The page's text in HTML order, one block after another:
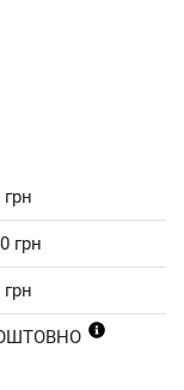
грн
грн
грн